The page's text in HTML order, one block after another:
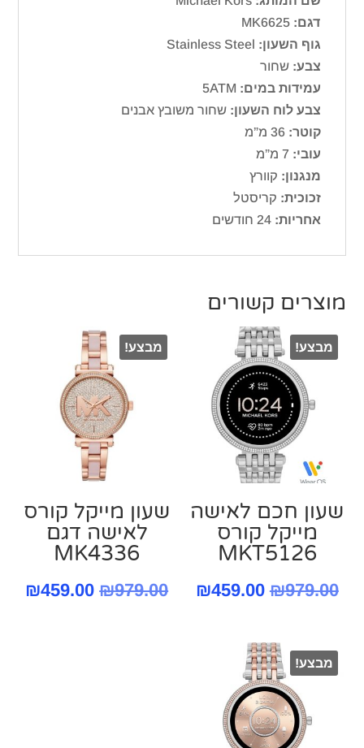
דגם:MK6625
גוף השעון: Stainless Steel
צבע: שחור
עמידות במים:
צבע לוח השעון: שחור משובץ אבנים
קוטר: 36 מ”מ
עובי:
מנגנון: קוורץ
זכוכית: קריסטל
אחריות: 24 חודשים
מוצרים קשורים
מבצע!
שעון חכם לאישה
מייקל קורס
MKT5126
₪979.00
המחיר
היה:
₪979.00.
₪459.00
המחיר
מבצע!
שעון מייקל קורס
‏לאישה דגם
MK4336
₪979.00
המחיר₪459.00
מבצע!